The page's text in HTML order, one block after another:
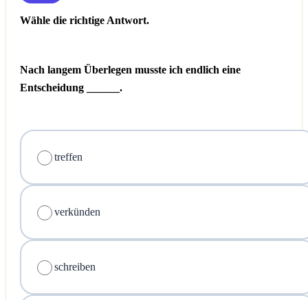
Wähle die richtige Antwort.
Nach langem Überlegen musste ich endlich eine
Entscheidung ______.
treffen
verkünden
schreiben